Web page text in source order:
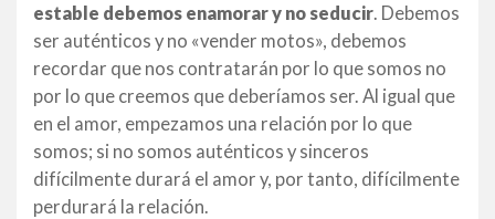
estable debemos enamorar y no seducir. Debemos
ser auténticos y no «vender motos», debemos
recordar que nos contratarán por lo que somos no
por lo que creemos que deberíamos ser. Al igual que
en el amor, empezamos una relación por lo que
somos; si no somos auténticos y sinceros
difícilmente durará el amor y, por tanto, difícilmente
perdurará la relación.